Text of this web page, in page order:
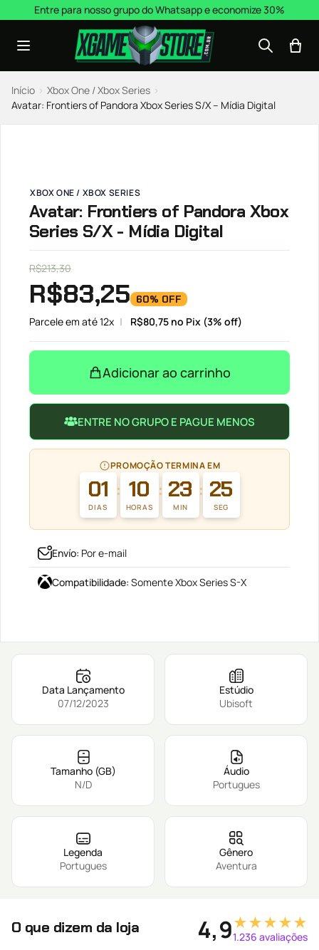
Pular para o conteúdo
Entre para nosso grupo do Whatsapp e economize 30%
Início › Xbox One / Xbox Series ›
Avatar: Frontiers of Pandora Xbox Series S/X – Mídia Digital
XBOX ONE / XBOX SERIES
Avatar: Frontiers of Pandora Xbox
Series S/X - Mídia Digital
R$213,30
R$83,25 60% OFF
Parcele em até 12x R$80,75 no Pix (3% off)
Adicionar ao carrinho
ENTRE NO GRUPO E PAGUE MENOS
PROMOÇÃO TERMINA EM
01
DIAS
: 10
HORAS
: 23
MIN
: 25
SEG
Envío: Por e-mail
Compatibilidade: Somente Xbox Series S-X
Data Lançamento
07/12/2023
Estúdio
Ubisoft
Tamanho (GB)
N/D
Áudio
Portugues
Legenda
Portugues
Gênero
Aventura
O que dizem da loja 4,9★★★★★
1.236 avaliações